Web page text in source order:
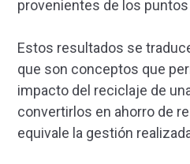
provenientes de los
Estos resultados se
que son conceptos que
impacto del reciclaje de
convertirlos en ahorro de
equivale la gestión